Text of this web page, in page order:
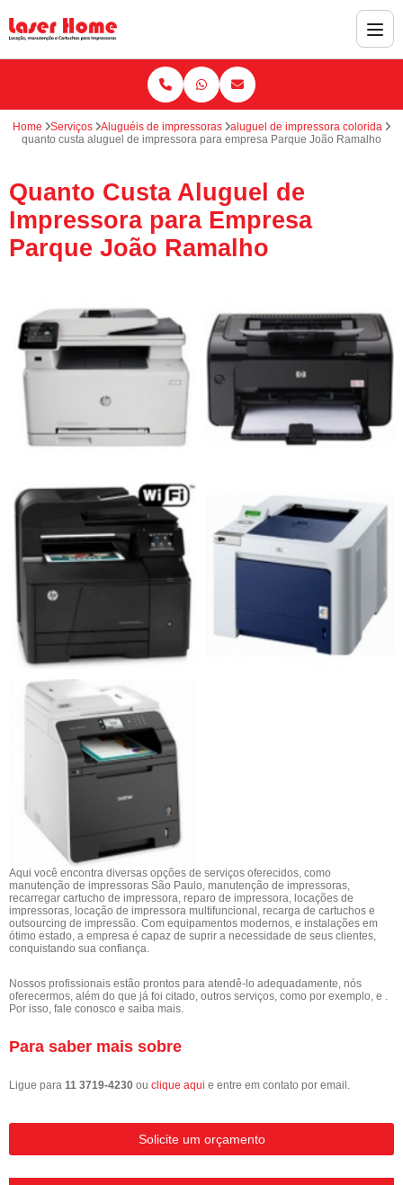
Home Serviços Aluguéis de impressoras
aluguel de impressora colorida
quanto custa aluguel de impressora para empresa Parque João Ramalho
Quanto Custa Aluguel de
Impressora para Empresa
Parque João Ramalho
Aqui você encontra diversas opções de serviços oferecidos, como
manutenção de impressoras São Paulo, manutenção de impressoras,
recarregar cartucho de impressora, reparo de impressora, locações de
impressoras, locação de impressora multifuncional, recarga de cartuchos e
outsourcing de impressão. Com equipamentos modernos, e instalações em
ótimo estado, a empresa é capaz de suprir a necessidade de seus clientes,
conquistando sua confiança.
Nossos profissionais estão prontos para atendê-lo adequadamente, nós
oferecermos, além do que já foi citado, outros serviços, como por exemplo, e .
Por isso, fale conosco e saiba mais.
Para saber mais sobre
Ligue para 11 3719-4230 ou clique aqui e entre em contato por email.
Solicite um orçamento